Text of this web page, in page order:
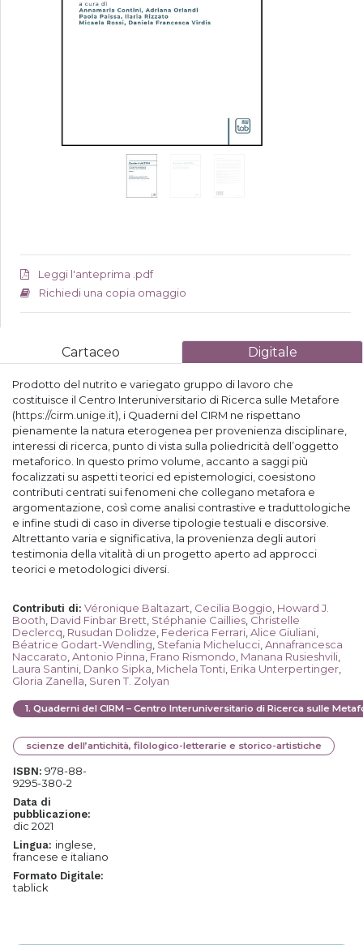
Leggi l'anteprima .pdf
Richiedi una copia omaggio
Cartaceo Digitale
Prodotto del nutrito e variegato gruppo di lavoro che
costituisce il Centro Interuniversitario di Ricerca sulle Metafore
(https://cirm.unige.it), i Quaderni del CIRM ne rispettano
pienamente la natura eterogenea per provenienza disciplinare,
interessi di ricerca, punto di vista sulla poliedricità dell’oggetto
metaforico. In questo primo volume, accanto a saggi più
focalizzati su aspetti teorici ed epistemologici, coesistono
contributi centrati sui fenomeni che collegano metafora e
argomentazione, così come analisi contrastive e traduttologiche
e infine studi di caso in diverse tipologie testuali e discorsive.
Altrettanto varia e significativa, la provenienza degli autori
testimonia della vitalità di un progetto aperto ad approcci
teorici e metodologici diversi.
Contributi di: Véronique Baltazart Cecilia Boggio Howard J.
Booth David Finbar Brett Stéphanie Caillies Christelle
Declercq Rusudan Dolidze Federica Ferrari Alice Giuliani
Béatrice Godart-Wendling Stefania Michelucci Annafrancesca
Naccarato Antonio Pinna Frano Rismondo Manana Rusieshvili
Laura Santini Danko Sipka Michela Tonti Erika Unterpertinger
Gloria Zanella Suren T. Zolyan
1. Quaderni del CIRM – Centro Interuniversitario di Ricerca sulle
scienze dell’antichità, filologico-letterarie e storico-artistiche
ISBN: 978-88-
9295-380-2
Data di
pubblicazione:
dic 2021
Lingua: inglese,
francese e italiano
Formato Digitale:
tablick